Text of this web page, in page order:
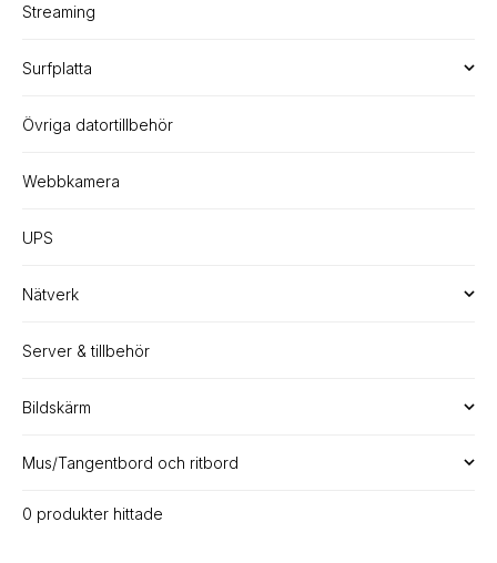
Streaming
Surfplatta
Övriga datortillbehör
Webbkamera
UPS
Nätverk
Server & tillbehör
Bildskärm
Mus/Tangentbord och ritbord
0 produkter hittade